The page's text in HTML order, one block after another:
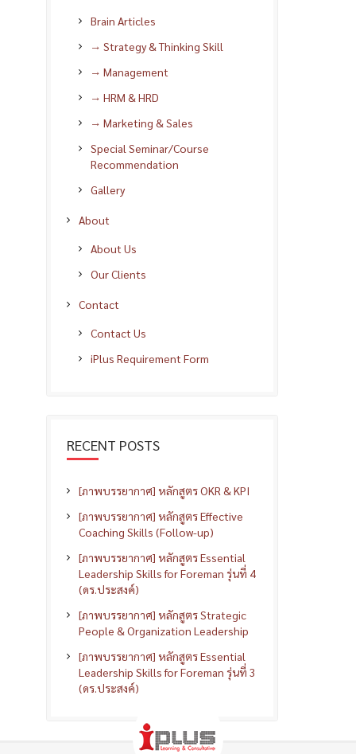
Brain Articles
→ Strategy & Thinking Skill
→ Management
→ HRM & HRD
→ Marketing & Sales
Special Seminar/Course
Recommendation
Gallery
About
About Us
Our Clients
Contact
Contact Us
iPlus Requirement Form
RECENT POSTS
[ภาพบรรยากาศ] หลักสูตร OKR & KPI
[ภาพบรรยากาศ] หลักสูตร Effective
Coaching Skills (Follow-up)
[ภาพบรรยากาศ] หลักสูตร Essential
Leadership Skills for Foreman รุ่นที่ 4
(ดร.ประสงค์)
[ภาพบรรยากาศ] หลักสูตร Strategic
People & Organization Leadership
[ภาพบรรยากาศ] หลักสูตร Essential
Leadership Skills for Foreman รุ่นที่ 3
(ดร.ประสงค์)